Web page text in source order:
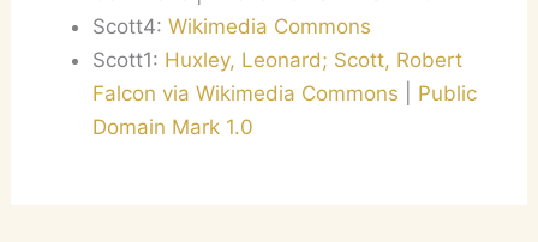
Scott4:Wikimedia Commons
Scott1: Huxley, Leonard; Scott, Robert
Falcon via Wikimedia Commons
Public
Domain Mark 1.0